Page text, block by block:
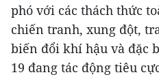
phó với các thách thức
chiến tranh, xung đột,
biến đổi khí hậu và đặc
19 đang tác động tiêu